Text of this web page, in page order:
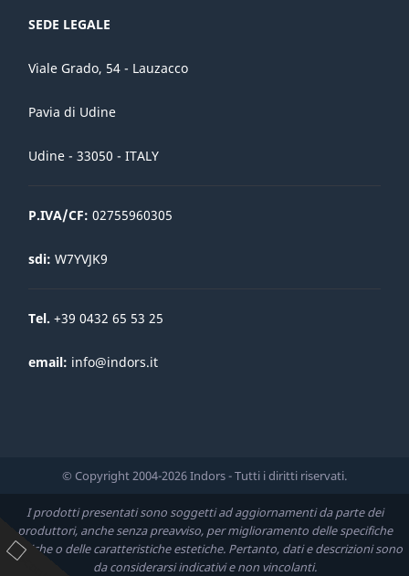
SEDE LEGALE
Viale Grado, 54 - Lauzacco
Pavia di Udine
Udine - 33050 - ITALY
P.IVA/CF: 02755960305
sdi: W7YVJK9
Tel. +39 0432 65 53 25
email: info@indors.it
© Copyright 2004-2026 Indors - Tutti i diritti riservati.
I prodotti presentati sono soggetti ad aggiornamenti da parte dei
produttori, anche senza preavviso, per miglioramento delle specifiche
tecniche o delle caratteristiche estetiche. Pertanto, dati e descrizioni sono
da considerarsi indicativi e non vincolanti.